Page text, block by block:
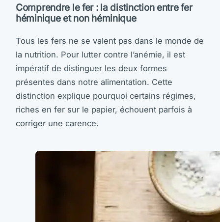
Comprendre le fer : la distinction entre fer
héminique et non héminique
Tous les fers ne se valent pas dans le monde de
la nutrition. Pour lutter contre l’anémie, il est
impératif de distinguer les deux formes
présentes dans notre alimentation. Cette
distinction explique pourquoi certains régimes,
riches en fer sur le papier, échouent parfois à
corriger une carence.